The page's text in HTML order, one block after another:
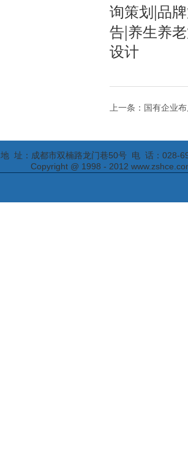
询策划 |品
告|养生养
设计
上一条：国有企业
地 址：成都市双楠路龙门巷50号 电 话：028-
Copyright @ 1998 - 2012